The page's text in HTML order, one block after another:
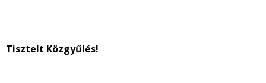
Tisztelt Közgyűlés!